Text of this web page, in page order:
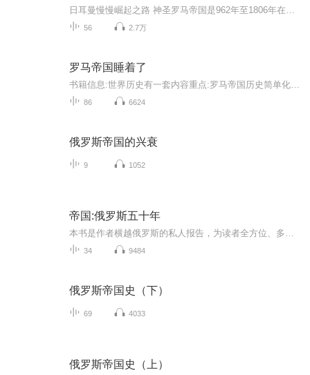
56 2.7万
罗马帝国睡着了
86 6624
俄罗斯帝国的兴衰
9 1052
帝国:俄罗斯五十年
34 9484
俄罗斯帝国史（下）
69 4033
俄罗斯帝国史（上）